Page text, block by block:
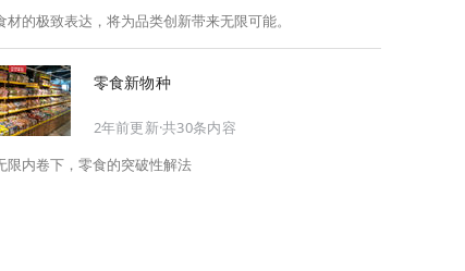
材的极致表达，将为品类创新带来无限可能。
零食新物种
2年前更新·共30条内容
限内卷下，零食的突破性解法